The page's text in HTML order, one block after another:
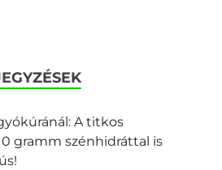
A titkos
gramm szénhidráttal is